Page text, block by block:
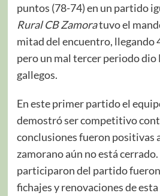
puntos (78-74) en un partido
Rural CB Zamoratuvo el
mitad del encuentro, llegando
pero un mal tercer periodo dio
gallegos.
En este primer partido el
demostró ser competitivo
conclusiones fueron positivas
zamorano aún no está
participaron del partido fueron
fichajes y renovaciones de